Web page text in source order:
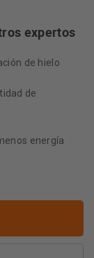
expertos
de hielo
de
energía